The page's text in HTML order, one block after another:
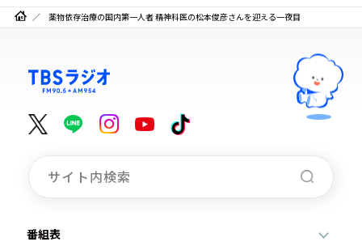
薬物依存治療の国内第一人者 精神科医の松本俊彦さんを迎える一夜目
番組表